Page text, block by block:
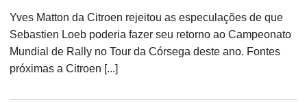
Yves Matton da Citroen rejeitou as especulações de que
Sebastien Loeb poderia fazer seu retorno ao Campeonato
Mundial de Rally no Tour da Córsega deste ano. Fontes
próximas a Citroen [...]